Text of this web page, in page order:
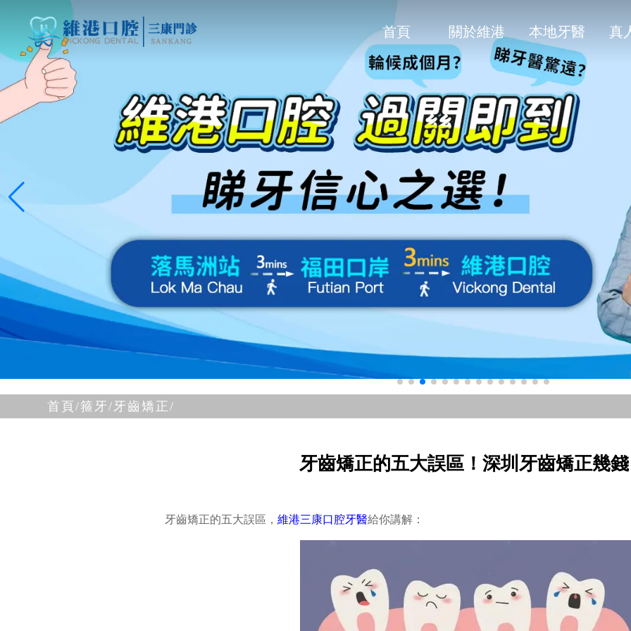
首頁 關於維港 本地牙醫 真
首頁/箍牙/牙齒矯正/
牙齒矯正的五大誤區！深圳牙齒矯正幾
牙齒矯正的五大誤區， 維港三康口腔牙醫給你講解：